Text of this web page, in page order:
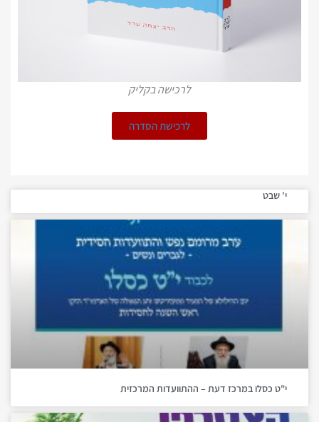
לרכישה בקליק
לרכישת הסדרה
י' שבט
י"ט כסלו במרכז דעת – ההתוועדות המרכזית